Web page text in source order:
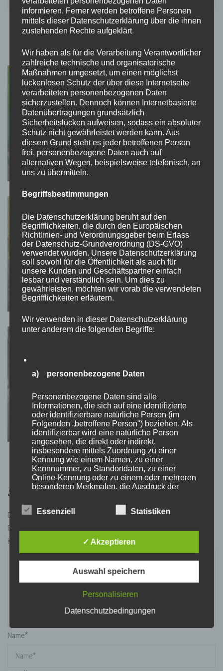
Für dich vielleicht ebenfalls interessant …
TEATIMESTORIES
Welches Ziel hast du vor Augen?
TEATIMESTORIES
Träume können wahr werden!
TEATIMESTORIES
86400 Sekunden für eine Theorie?
Schreibe einen Kommentar
Deine E-Mail-Adresse wird nicht veröffentlicht. Erforderliche
Felder sind mit
Kommentar
Name*
informieren. Ferner werden betroffene Personen
mittels dieser Datenschutzerklärung über die ihnen
zustehenden Rechte aufgeklärt.
Wir haben als für die Verarbeitung Verantwortlicher
zahlreiche technische und organisatorische
Maßnahmen umgesetzt, um einen möglichst
lückenlosen Schutz der über diese Internetseite
verarbeiteten personenbezogenen Daten
sicherzustellen. Dennoch können Internetbasierte
Datenübertragungen grundsätzlich
Sicherheitslücken aufweisen, sodass ein absoluter
Schutz nicht gewährleistet werden kann. Aus
diesem Grund steht es jeder betroffenen Person
frei, personenbezogene Daten auch auf
alternativen Wegen, beispielsweise telefonisch, an
uns zu übermitteln.
Begriffsbestimmungen
Die Datenschutzerklärung beruht auf den
Begrifflichkeiten, die durch den Europäischen
Richtlinien- und Verordnungsgeber beim Erlass
der Datenschutz-Grundverordnung (DS-GVO)
verwendet wurden. Unsere Datenschutzerklärung
soll sowohl für die Öffentlichkeit als auch für
unsere Kunden und Geschäftspartner einfach
lesbar und verständlich sein. Um dies zu
gewährleisten, möchten wir vorab die verwendeten
Begrifflichkeiten erläutern.
Wir verwenden in dieser Datenschutzerklärung
unter anderem die folgenden Begriffe:
a) personenbezogene Daten
Personenbezogene Daten sind alle
Informationen, die sich auf eine identifizierte
oder identifizierbare natürliche Person (im
Folgenden „betroffene Person") beziehen. Als
identifizierbar wird eine natürliche Person
angesehen, die direkt oder indirekt,
insbesondere mittels Zuordnung zu einer
Kennung wie einem Namen, zu einer
Kennnummer, zu Standortdaten, zu einer
Online-Kennung oder zu einem oder mehreren
besonderen Merkmalen, die Ausdruck der
psychischen, wirtschaftlichen, kulturellen oder
sozialen Identität dieser natürlichen Person
b) betroffene Person
Betroffene Person ist jede identifizierte oder
personenbezogene Daten von dem für die
Essenziell Statistiken
✓ Akzeptieren
Auswahl speichern
Personalisieren
Datenschutzbedingungen